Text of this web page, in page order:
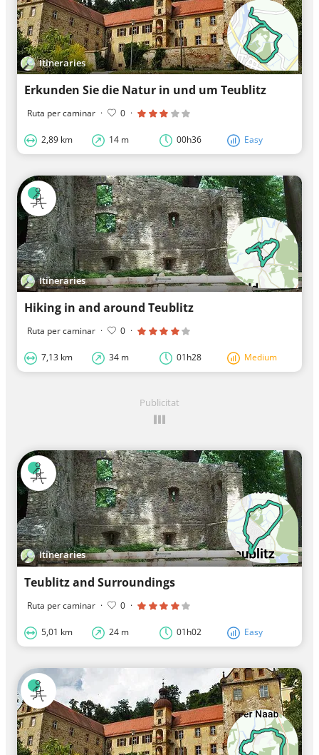
Itineraries
Erkunden Sie die Natur in und um Teublitz
Ruta per caminar · 0 ·
2,89 km 14 m 00h36 Easy
Itineraries
Hiking in and around Teublitz
Ruta per caminar · 0 ·
7,13 km 34 m 01h28 Medium
Publicitat
Itineraries
Teublitz and Surroundings
Ruta per caminar · 0 ·
5,01 km 24 m 01h02 Easy